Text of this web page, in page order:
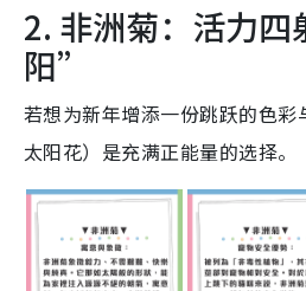
2. 非洲菊：活力
阳”
若想为新年增添一份跳跃的色
太阳花）是充满正能量的选择。